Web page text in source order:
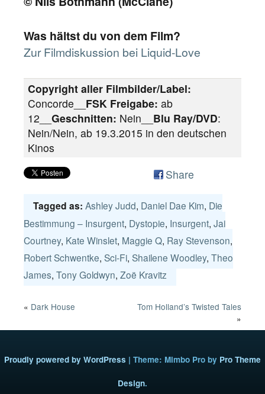
Was hältst du von dem Film?
Zur Filmdiskussion bei Liquid-Love
Copyright aller Filmbilder/Label:
Concorde__ FSK Freigabe: ab
12__ Geschnitten: Nein__ Blu Ray/DVD:
Nein/Nein, ab 19.3.2015 in den deutschen
Kinos
Share
Tagged as: Ashley Judd, Daniel Dae Kim, Die
Bestimmung – Insurgent, Dystopie, Insurgent, Jai
Courtney, Kate Winslet, Maggie Q, Ray Stevenson,
Robert Schwentke, Sci-Fi, Shailene Woodley, Theo
James, Tony Goldwyn, Zoë Kravitz
« Dark House
Tom Holland’s Twisted Tales
»
Proudly powered by WordPress | Theme: Mimbo Pro by Pro Theme
Design.